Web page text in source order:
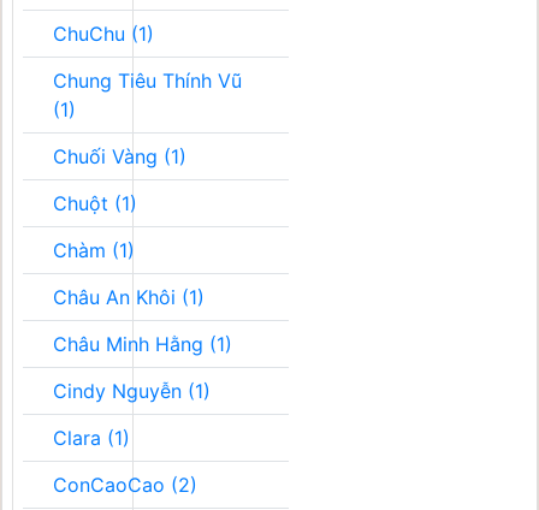
ChuChu (1)
Chung Tiêu Thính Vũ
(1)
Chuối Vàng (1)
Chuột (1)
Chàm (1)
Châu An Khôi (1)
Châu Minh Hằng (1)
Cindy Nguyễn (1)
Clara (1)
ConCaoCao (2)